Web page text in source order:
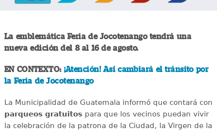
La emblemática Feria de Jocotenango tendrá una
nueva edición del 8 al 16 de agosto.
EN CONTEXTO:¡Atención! Así cambiará el tránsito por
la Feria de Jocotenango
La Municipalidad de Guatemala informó que contará con
parqueos gratuitospara que los vecinos puedan vivir
la celebración de la patrona de la Ciudad, la Virgen de la